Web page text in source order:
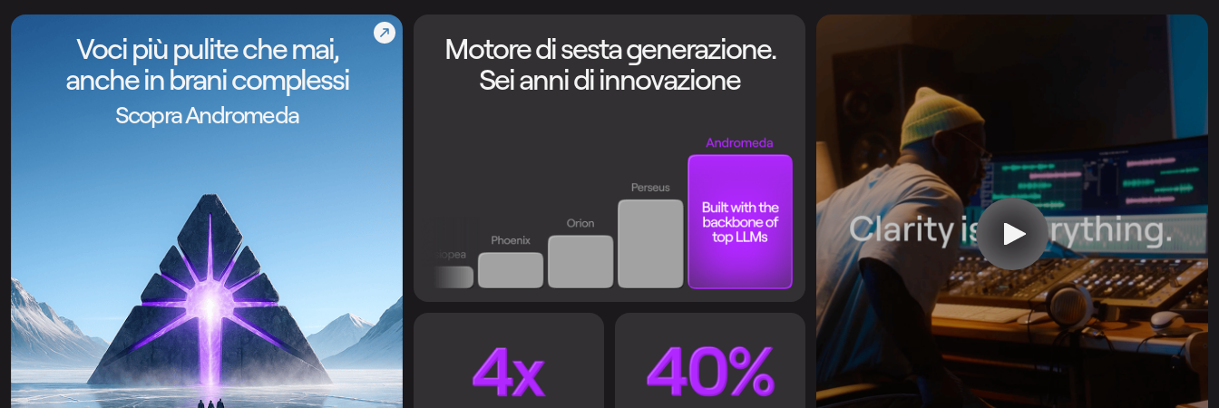
Voci più pulite che mai,
anche in brani complessi
Scopra Andromeda
Motore di sesta generazione.
Sei anni di innovazione